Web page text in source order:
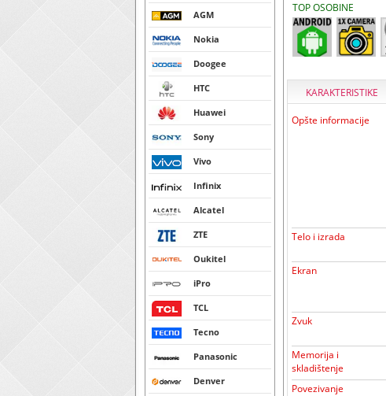
AGM
Nokia
Doogee
HTC
Huawei
Sony
Vivo
Infinix
Alcatel
ZTE
Oukitel
iPro
TCL
Tecno
Panasonic
Denver
TOP OSOBINE
KARAKTERISTIKE
Opšte informacije
Telo i izrada
Ekran
Zvuk
Memorija i
skladištenje
Povezivanje